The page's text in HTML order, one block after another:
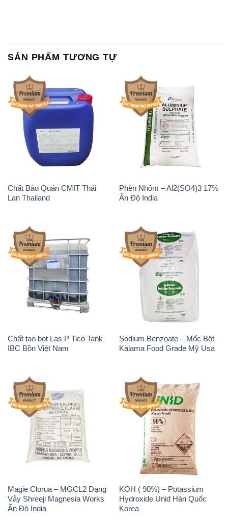
SẢN PHẨM TƯƠNG TỰ
Chất Bảo Quản CMIT Thái
Lan Thailand
Phèn Nhôm – Al2(SO4)3 17%
Ấn Độ India
Chất tạo bọt Las P Tico Tank
IBC Bồn Việt Nam
Sodium Benzoate – Mốc Bột
Kalama Food Grade Mỹ Usa
Magie Clorua – MGCL2 Dạng
Vảy Shreeji Magnesia Works
Ấn Độ India
KOH ( 90%) – Potassium
Hydroxide Unid Hàn Quốc
Korea